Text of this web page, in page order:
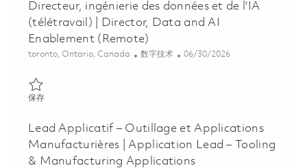
Directeur, ingénierie des données et de l'IA
(télétravail) | Director, Data and AI
Enablement (Remote)
位置
toronto, Ontario, Canada 类别
数字技术 Posted Date
06/30/2026
保存保存 Directeur, ingénierie des données et de l'IA (télétravail) |
Lead Applicatif – Outillage et Applications
Manufacturières | Application Lead – Tooling
& Manufacturing Applications